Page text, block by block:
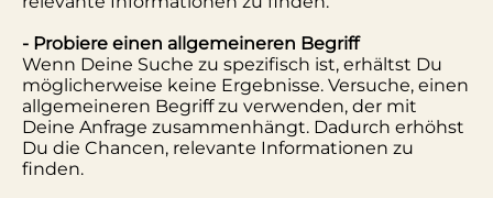
- Probiere einen allgemeineren Begriff
Wenn Deine Suche zu spezifisch ist, erhältst Du
möglicherweise keine Ergebnisse. Versuche, einen
allgemeineren Begriff zu verwenden, der mit
Deine Anfrage zusammenhängt. Dadurch erhöhst
Du die Chancen, relevante Informationen zu
finden.